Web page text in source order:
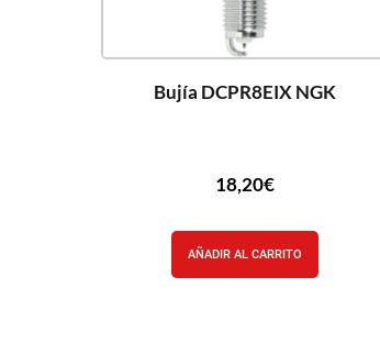
Bujía DCPR8EIX NGK
18,20€
AÑADIR AL CARRITO